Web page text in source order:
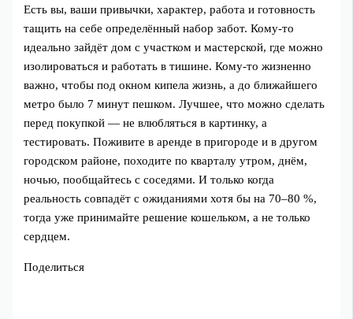
Есть вы, ваши привычки, характер, работа и готовность
тащить на себе определённый набор забот. Кому-то
идеально зайдёт дом с участком и мастерской, где можно
изолироваться и работать в тишине. Кому-то жизненно
важно, чтобы под окном кипела жизнь, а до ближайшего
метро было 7 минут пешком. Лучшее, что можно сделать
перед покупкой — не влюбляться в картинку, а
тестировать. Поживите в аренде в пригороде и в другом
городском районе, походите по кварталу утром, днём,
ночью, пообщайтесь с соседями. И только когда
реальность совпадёт с ожиданиями хотя бы на 70–80 %,
тогда уже принимайте решение кошельком, а не только
сердцем.
Поделиться